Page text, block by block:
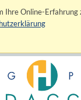
Ihre Online-